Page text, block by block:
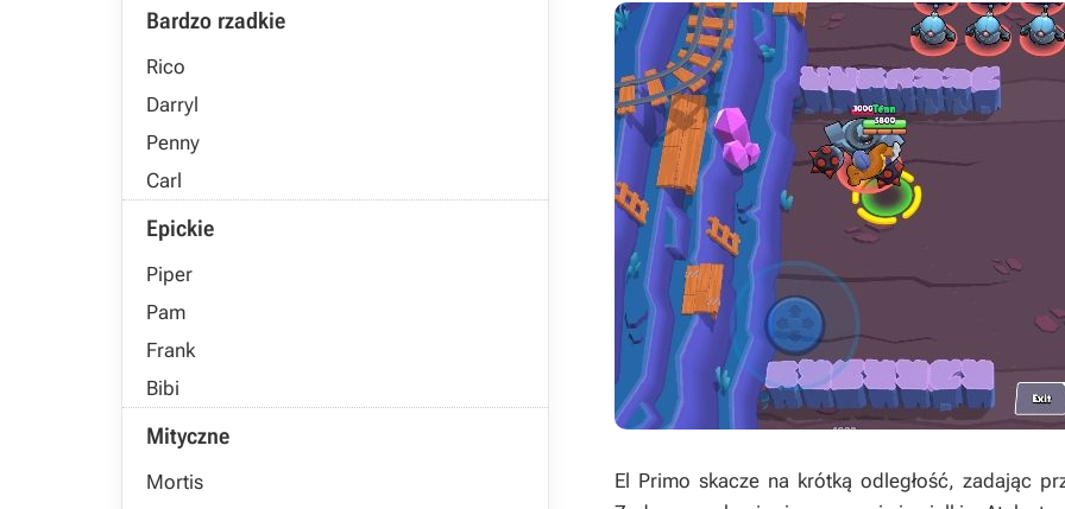
Bardzo rzadkie
Rico
Darryl
Penny
Carl
Epickie
Piper
Pam
Frank
Bibi
Mityczne
Mortis
El Primo skacze na krótką odległość, zadając